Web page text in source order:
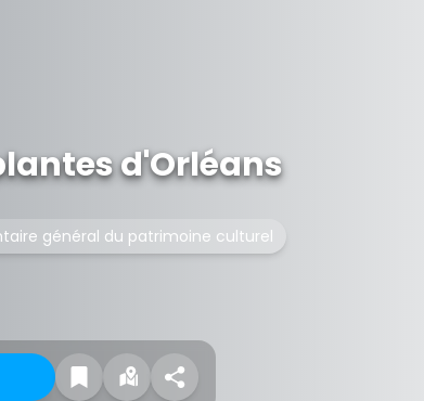
d'Orléans
général du patrimoine culturel